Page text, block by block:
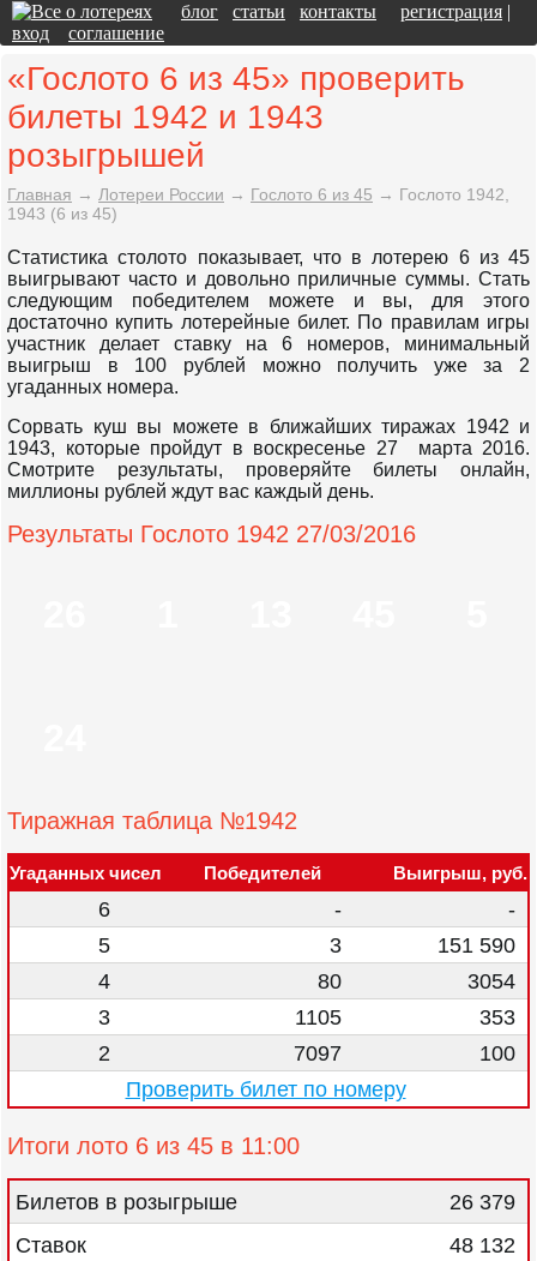
блог статьи контакты регистрация |
вход
соглашение
«Гослото 6 из 45» проверить
билеты 1942 и 1943
розыгрышей
Главная → Лотереи России → Гослото 6 из 45 → Гослото 1942,
1943 (6 из 45)
Статистика столото показывает, что в лотерею 6 из 45
выигрывают часто и довольно приличные суммы. Стать
следующим победителем можете и вы, для этого
достаточно купить лотерейные билет. По правилам игры
участник делает ставку на 6 номеров, минимальный
выигрыш в 100 рублей можно получить уже за 2
угаданных номера.
Сорвать куш вы можете в ближайших тиражах 1942 и
1943, которые пройдут в воскресенье 27 марта 2016.
Смотрите результаты, проверяйте билеты онлайн,
миллионы рублей ждут вас каждый день.
Результаты Гослото 1942 27/03/2016
Тиражная таблица №1942
Угаданных чисел Победителей Выигрыш, руб.
6 -
-
5
3
151 590
4
80
3054
3
1105
353
2
7097
100
Проверить билет по номеру
Итоги лото 6 из 45 в 11:00
Билетов в розыгрыше
26 379
Ставок
48 132